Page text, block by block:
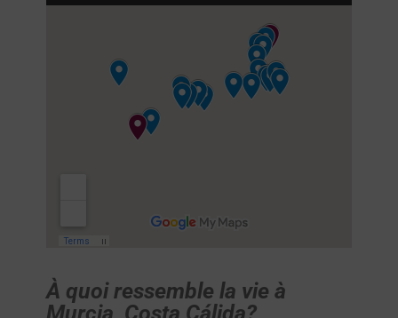
À quoi ressemble la vie à